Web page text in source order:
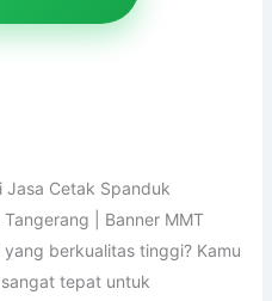
Cetak Spanduk
| Banner MMT
berkualitas tinggi? Kamu
tepat untuk